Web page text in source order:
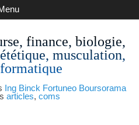
finance, biologie,
musculation,
Ing Binck Fortuneo Boursorama
articles, coms